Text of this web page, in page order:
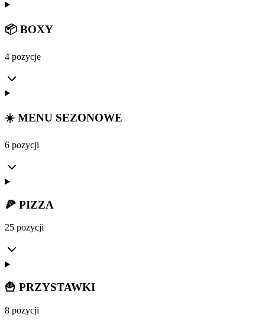
📦 BOXY
4 pozycje
☀️ MENU SEZONOWE
6 pozycji
🍕 PIZZA
25 pozycji
🍟 PRZYSTAWKI
8 pozycji